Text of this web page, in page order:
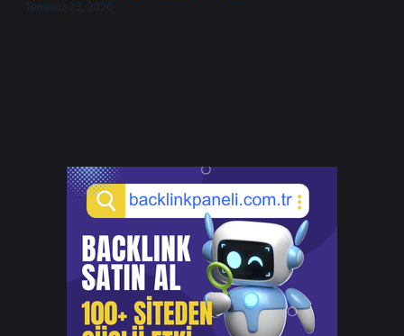
Temmuz 23, 2026